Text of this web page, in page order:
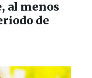
al menos
de